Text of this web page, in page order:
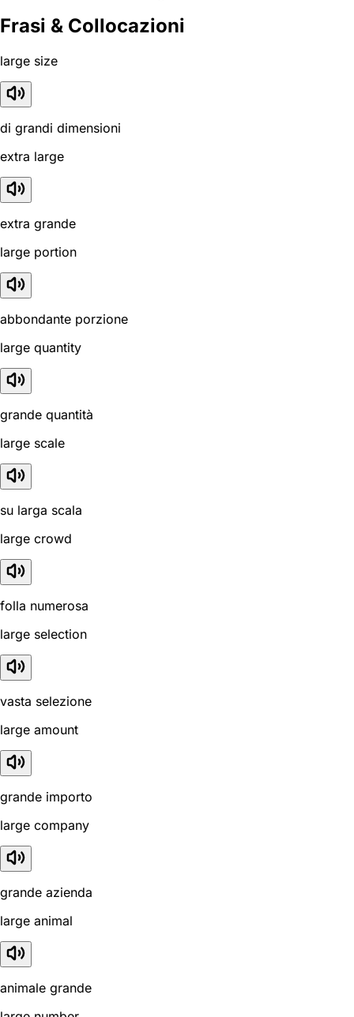
Frasi & Collocazioni
large size
di grandi dimensioni
extra large
extra grande
large portion
abbondante porzione
large quantity
grande quantità
large scale
su larga scala
large crowd
folla numerosa
large selection
vasta selezione
large amount
grande importo
large company
grande azienda
large animal
animale grande